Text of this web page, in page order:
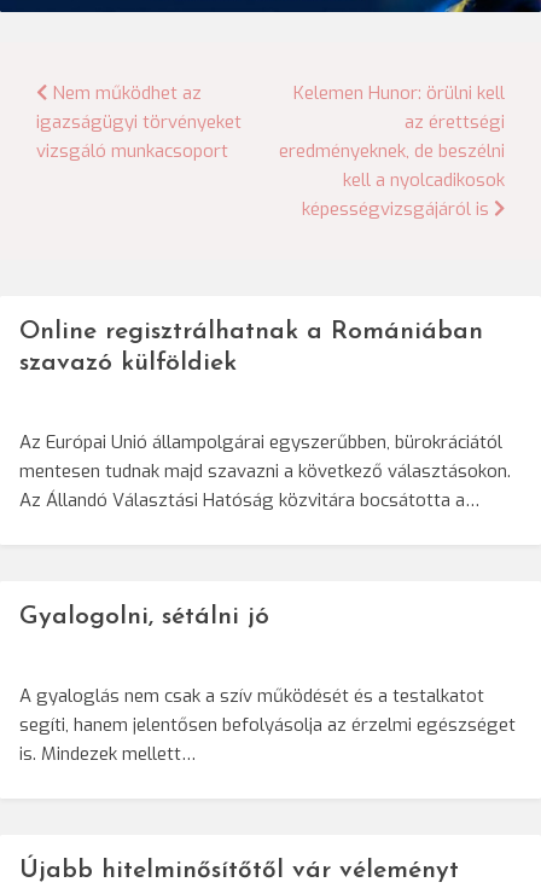
Bejegyzés
navigáció
Nem működhet az
igazságügyi törvényeket
vizsgáló munkacsoport
Kelemen Hunor: örülni kell
az érettségi
eredményeknek, de beszélni
kell a nyolcadikosok
képességvizsgájáról is
Online regisztrálhatnak a Romániában
szavazó külföldiek
Az Európai Unió állampolgárai egyszerűbben, bürokráciától
mentesen tudnak majd szavazni a következő választásokon.
Az Állandó Választási Hatóság közvitára bocsátotta a…
Gyalogolni, sétálni jó
A gyaloglás nem csak a szív működését és a testalkatot
segíti, hanem jelentősen befolyásolja az érzelmi egészséget
is. Mindezek mellett…
Újabb hitelminősítőtől vár véleményt